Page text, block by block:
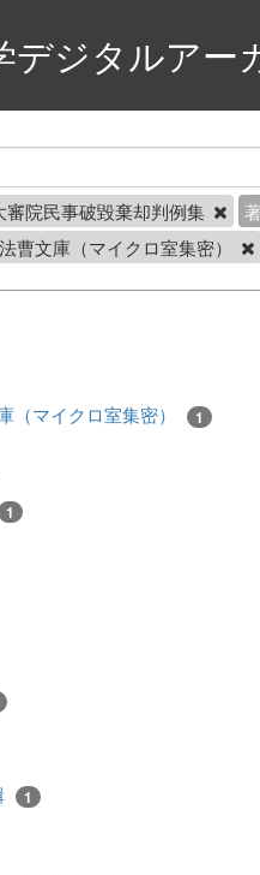
デジタルアー
審院民事破毀棄却判例集
曹文庫（マイクロ室集密）
（マイクロ室集密） 1
1
1